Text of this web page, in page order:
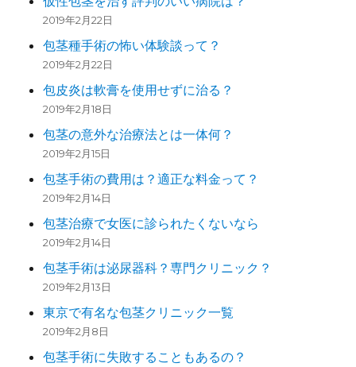
2019年2月22日
包茎種手術の怖い体験談って？
2019年2月22日
包皮炎は軟膏を使用せずに治る？
2019年2月18日
包茎の意外な治療法とは一体何？
2019年2月15日
包茎手術の費用は？適正な料金って？
2019年2月14日
包茎治療で女医に診られたくないなら
2019年2月14日
包茎手術は泌尿器科？専門クリニック？
2019年2月13日
東京で有名な包茎クリニック一覧
2019年2月8日
包茎手術に失敗することもあるの？